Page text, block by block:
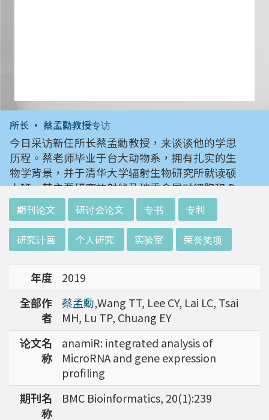
所长 • 蔡孟勳教授专访
今日采访新任所长蔡孟勳教授，来谈谈他的学思
历程。蔡老师毕业于台大动物系，拥有扎实的生
物学背景，并于清华大学辐射生物研究所就读硕
士班。其主要研究放射线及砷重金属对细胞和 D
NA 的伤害及细胞表型的改变。就读阳明大学博
士班时，选定研究长期暴露于低剂量辐射钢筋下
对人体的影响，并比较其他国家高剂量暴露下的
不同影响。在美国国家卫生研究院从事博士后研
究时，开始了以微阵列技术探讨致癌物质，如重
金属以及辐射线等对肿瘤细胞的影响，同时有效
率分析以及整合生物芯片所产出之大数据。蔡老
师于1996年回到台湾大学任教后，继续以生物
芯片搭配生物资讯等为工具，开发专一性生物指
标，应用于精准农业以及侦测癌细胞转移或复发
等在精准医疗上的应用。同时，蔡老师运用次世
代定序了解台湾乳癌病患中基因体中的变异以及
演化，试图了解癌症复发机制。同时透过次世代
定序解出台湾帝雉全基因体资讯。这样的讯息是
只能从基因组分析而无法从生态调查得知，在在
期刊论文 研讨会论文 专书 专利
研究计画 个人研究 实验室 荣誉奖项
年度
2019
全部作
者
蔡孟勳,Wang TT, Lee CY, Lai LC, Tsai
MH, Lu TP, Chuang EY
论文名
称
anamiR: integrated analysis of
MicroRNA and gene expression
profiling
期刊名
称
BMC Bioinformatics, 20(1):239